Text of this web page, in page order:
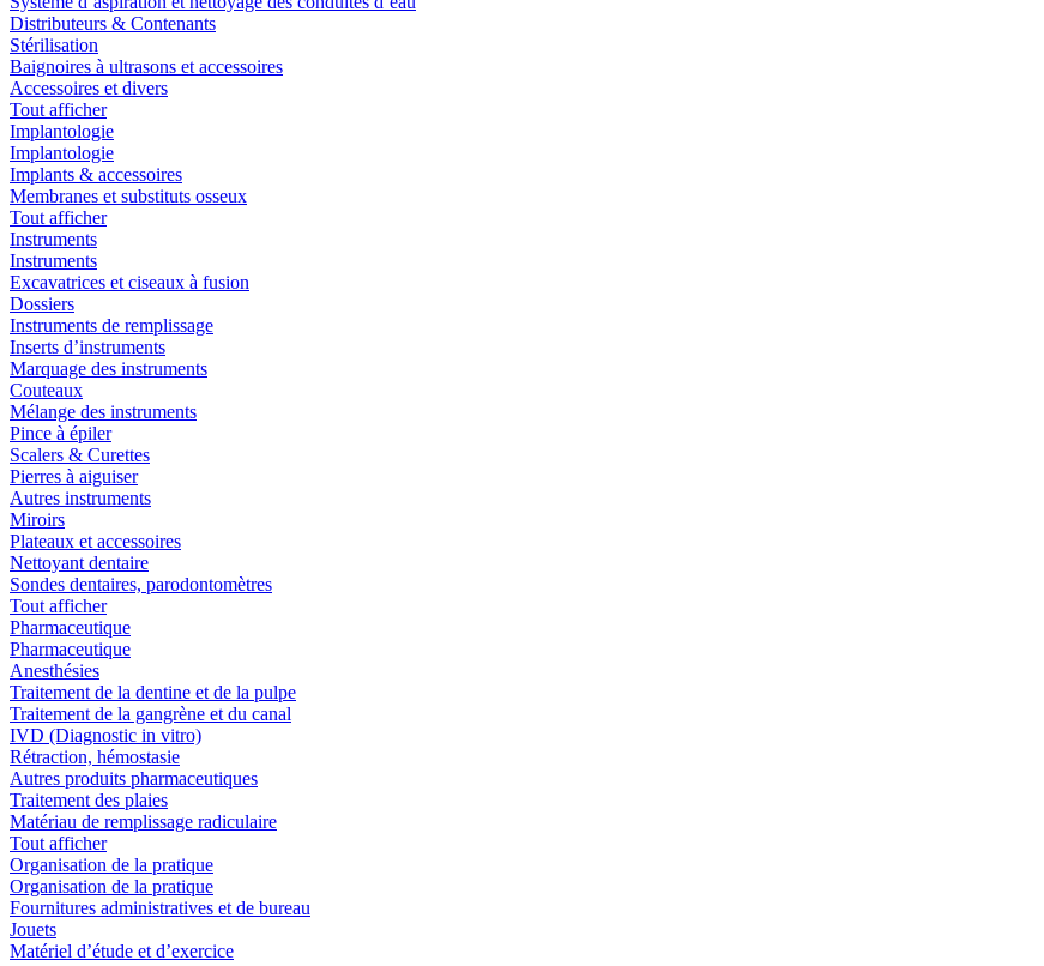
Distributeurs & Contenants
Stérilisation
Baignoires à ultrasons et accessoires
Accessoires et divers
Tout afficher
Implantologie
Implantologie
Implants & accessoires
Membranes et substituts osseux
Tout afficher
Instruments
Instruments
Excavatrices et ciseaux à fusion
Dossiers
Instruments de remplissage
Inserts d’instruments
Marquage des instruments
Couteaux
Mélange des instruments
Pince à épiler
Scalers & Curettes
Pierres à aiguiser
Autres instruments
Miroirs
Plateaux et accessoires
Nettoyant dentaire
Sondes dentaires, parodontomètres
Tout afficher
Pharmaceutique
Pharmaceutique
Anesthésies
Traitement de la dentine et de la pulpe
Traitement de la gangrène et du canal
IVD (Diagnostic in vitro)
Rétraction, hémostasie
Autres produits pharmaceutiques
Traitement des plaies
Matériau de remplissage radiculaire
Tout afficher
Organisation de la pratique
Organisation de la pratique
Fournitures administratives et de bureau
Jouets
Matériel d’étude et d’exercice